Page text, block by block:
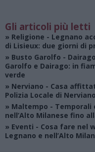
Gli articoli più letti
» Religione - Legnano
di Lisieux: due giorni di
» Busto Garolfo - Dairago
Garolfo e Dairago: in
verde
» Nerviano - Casa
Polizia Locale di
» Maltempo - Temporali
nell’Alto Milanese fino
» Eventi - Cosa fare nel
Legnano e nell’Alto